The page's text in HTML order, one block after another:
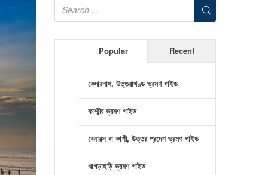
Popular Recent
কেদারনাথ, উত্তরাখণ্ড ভ্রমণ গাইড
কাশ্মীর ভ্রমণ গাইড
বেনারস বা কাশী, উত্তর প্রদেশ ভ্রমণ গাইড
খাগড়াছড়ি ভ্রমণ গাইড